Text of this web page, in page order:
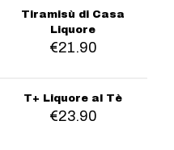
Tiramisù di Casa
Liquore
€21.90
T+ Liquore al Tè
€23.90